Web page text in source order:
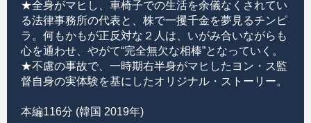
★全身がマヒし、車椅子での生活を余儀なくされてい
る法律事務所の代表と、株で一攫千金を夢見るチンピ
ラ。何もかもが正反対な２人は、いがみ合いながらも
心を通わせ、やがて“完全無欠な相棒”となっていく。
★不慮の事故で、一時期右半身がマヒしたヨン・ス監
督自身の実体験を基にしたオリジナル・ストーリー。
本編116分 (韓国 2019年)